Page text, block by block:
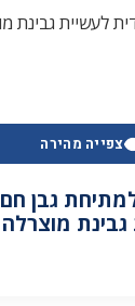
צפייה מהירה
גבן חם
מוצרלה